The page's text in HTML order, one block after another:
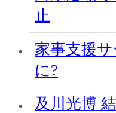
止
家事支援
に?
及川光博